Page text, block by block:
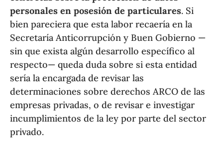
personales en posesión de particulares. Si
bien pareciera que esta labor recaería en la
Secretaría Anticorrupción y Buen Gobierno —
sin que exista algún desarrollo específico al
respecto— queda duda sobre si esta entidad
sería la encargada de revisar las
determinaciones sobre derechos ARCO de las
empresas privadas, o de revisar e investigar
incumplimientos de la ley por parte del sector
privado.